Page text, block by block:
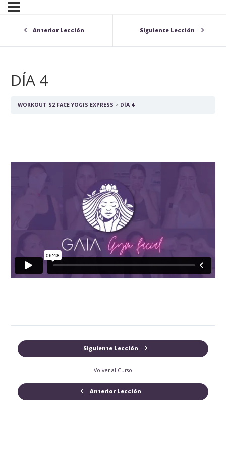
Anterior Lección Siguiente Lección
DÍA 4
WORKOUT S2 FACE YOGIS EXPRESS DÍA 4
Anterior Lección
Volver al Curso
Siguiente Lección